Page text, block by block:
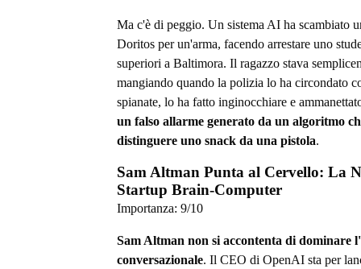
Ma c'è di peggio. Un sistema AI ha scambiato
Doritos per un'arma, facendo arrestare uno
superiori a Baltimora. Il ragazzo stava
mangiando quando la polizia lo ha circondato
spianate, lo ha fatto inginocchiare e
un falso allarme generato da un algoritmo
distinguere uno snack da una pistola.
Sam Altman Punta al Cervello: La
Startup Brain-Computer
Importanza: 9/10
Sam Altman non si accontenta di dominare
conversazionale. Il CEO di OpenAI sta per